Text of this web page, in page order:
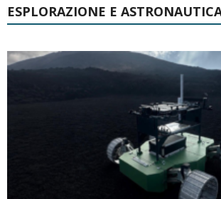
ESPLORAZIONE E